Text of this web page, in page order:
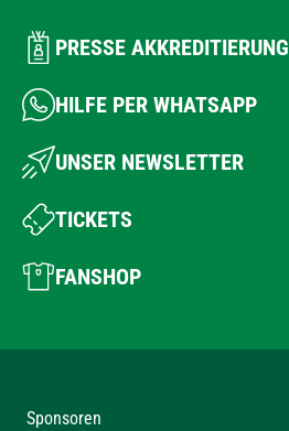
PRESSE AKKREDITIERUNG
HILFE PER WHATSAPP
UNSER NEWSLETTER
TICKETS
FANSHOP
Sponsoren